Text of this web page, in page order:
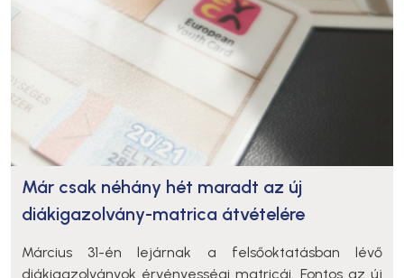
Már csak néhány hét maradt az új
diákigazolvány-matrica átvételére
Március 31-én lejárnak a felsőoktatásban lévő
diákigazolványok érvényességi matricái. Fontos az új